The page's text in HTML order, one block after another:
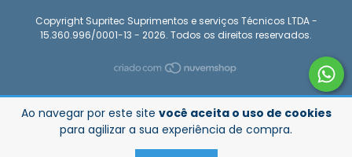
Ao navegar por este site você aceita o uso de cookies
para agilizar a sua experiência de compra.
Copyright Supritec Suprimentos e serviços Técnicos LTDA -
15.360.996/0001-13 - 2026. Todos os direitos reservados.